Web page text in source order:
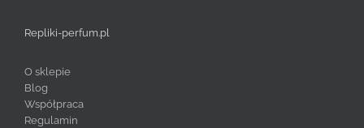
Repliki-perfum.pl
O sklepie
Blog
Współpraca
Regulamin